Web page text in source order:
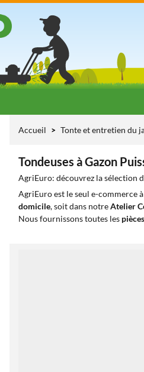
Accueil Tonte et entretien du
Tondeuses à Gazon
AgriEuro: découvrez la sélection
AgriEuro est le seul e-commerce
domicile, soit dans notreAtelier
Nous fournissons toutes les